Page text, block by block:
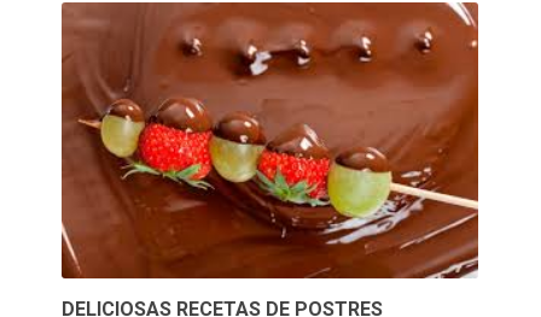
DELICIOSAS RECETAS DE POSTRES